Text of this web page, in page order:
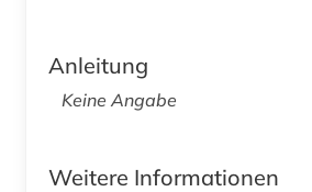
Anleitung
Keine Angabe
Weitere Informationen